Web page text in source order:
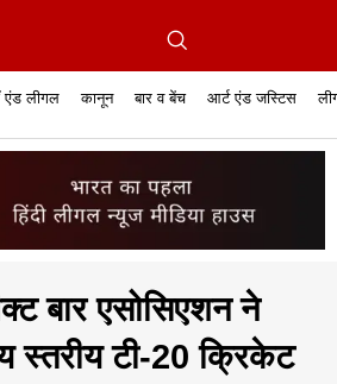
जजमेंट सुप्रीम कोर्ट हाईकोर्ट
एंड लीगल
रिसर्च एनालाईसिस एंड लॉ केस स्टेटस
कानून
व्यापार में कानून फिल्में और कानून
बार व बेंच
बार एसोसिएशन बार
आर्ट एंड जस्टिस
जस्टिस एंड जस्टिस
बार एसोसिएशन ने
स्तरीय टी-20 क्रिकेट